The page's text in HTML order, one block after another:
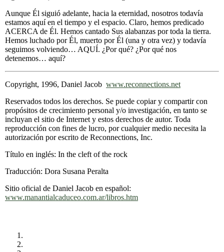
Aunque Él siguió adelante, hacia la eternidad, nosotros todavía
estamos aquí en el tiempo y el espacio. Claro, hemos predicado
ACERCA de Él. Hemos cantado Sus alabanzas por toda la tierra.
Hemos luchado por Él, muerto por Él (una y otra vez) y todavía
seguimos volviendo… AQUÍ. ¿Por qué? ¿Por qué nos
detenemos… aquí?
Copyright, 1996, Daniel Jacob www.reconnections.net
Reservados todos los derechos. Se puede copiar y compartir con
propósitos de crecimiento personal y/o investigación, en tanto se
incluyan el sitio de Internet y estos derechos de autor. Toda
reproducción con fines de lucro, por cualquier medio necesita la
autorización por escrito de Reconnections, Inc.
Título en inglés: In the cleft of the rock
Traducción: Dora Susana Peralta
Sitio oficial de Daniel Jacob en español:
www.manantialcaduceo.com.ar/libros.htm